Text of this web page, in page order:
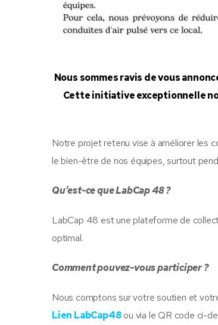
Nous sommes ravis de vous
Cette initiative exceptionnelle
Notre projet retenu vise à améliorer les
le bien-être de nos équipes, surtout
Qu’est-ce que LabCap 48 ?
LabCap 48 est une plateforme de
optimal.
Comment pouvez-vous participer ?
Nous comptons sur votre soutien et
Lien LabCap48ou via le QR code ci-